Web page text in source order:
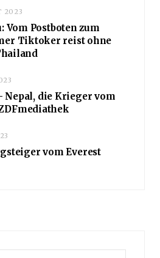
2023
Vom Postboten zum
Tiktoker reist ohne
Nepal, die Krieger vom
vom Everest